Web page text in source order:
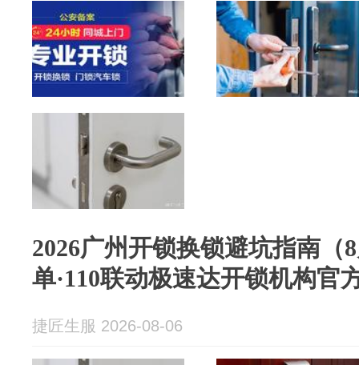
2026广州开锁换锁避坑指南（
单·110联动极速达开锁机构官
捷匠生服 2026-08-06